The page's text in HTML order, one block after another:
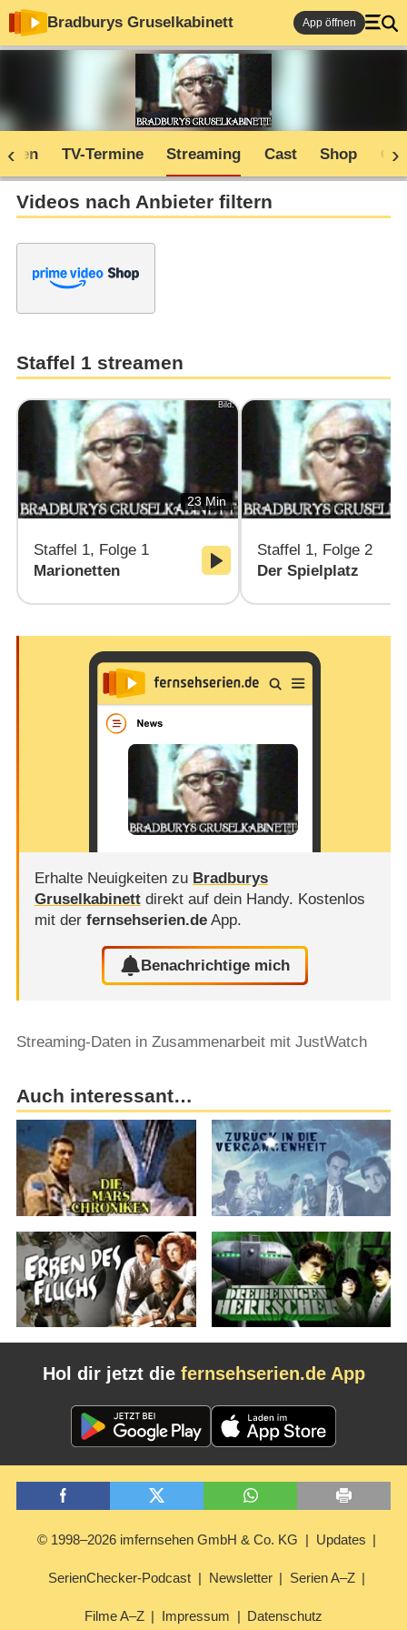
Bradburys Gruselkabinett App öffnen
TV-Termine Streaming Cast Shop
Videos nach Anbieter filtern
Staffel 1 streamen
Bild:
23 Min
Staffel 1, Folge 1
Marionetten
Staffel 1, Folge 2
Der Spielplatz
Erhalte Neuigkeiten zu Bradburys
Gruselkabinettdirekt auf dein Handy. Kostenlos
mit der fernsehserien.deApp.
Benachrichtige mich
Streaming-Daten in Zusammenarbeit mit JustWatch
Auch interessant…
Hol dir jetzt die fernsehserien.de App
© 1998–2026 imfernsehen GmbH & Co. KG Updates
SerienChecker-Podcast Newsletter Serien A–Z
Filme A–Z Impressum Datenschutz